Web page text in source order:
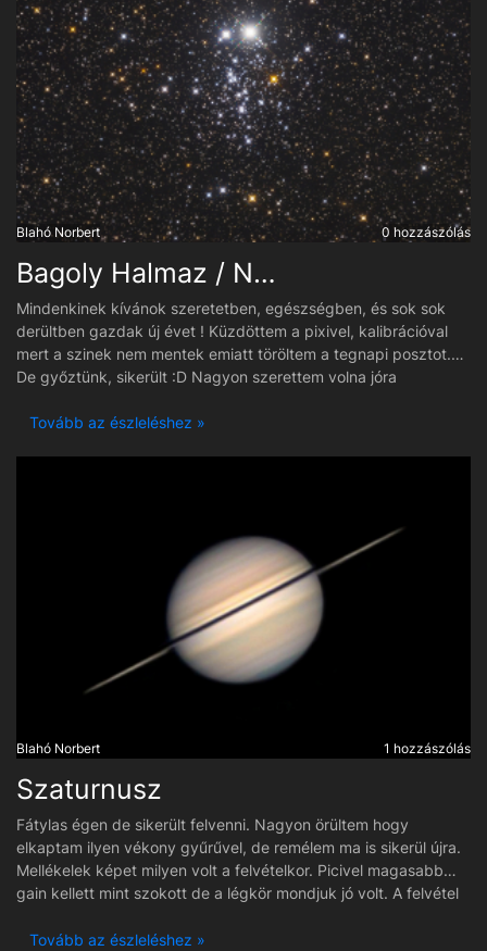
Blahó Norbert 0 hozzászólás
Bagoly Halmaz / Ngc 457
Mindenkinek kívánok szeretetben, egészségben, és sok sok
derültben gazdak új évet ! Küzdöttem a pixivel, kalibrációval
mert a szinek nem mentek emiatt töröltem a tegnapi posztot.
De győztünk, sikerült :D Nagyon szerettem volna jóra
legyetek éjjeli baglyok, és sok csoda kép szülessen és sok
Tovább az észleléshez »
Blahó Norbert 1 hozzászólás
Szaturnusz
Fátylas égen de sikerült felvenni. Nagyon örültem hogy
elkaptam ilyen vékony gyűrűvel, de remélem ma is sikerül újra.
Mellékelek képet milyen volt a felvételkor. Picivel magasabb
gain kellett mint szokott de a légkör mondjuk jó volt. A felvétel
ágy. Hajnalban a jupiterrel folytattam. Észrevettem hogy hibás
Tovább az észleléshez »